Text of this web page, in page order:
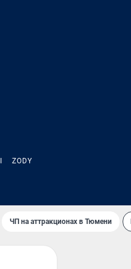
ZODY
ЧП на аттракционах в Тюмени